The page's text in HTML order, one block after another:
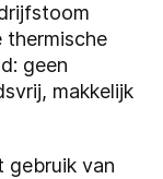
thermische
geen
makkelijk
gebruik van